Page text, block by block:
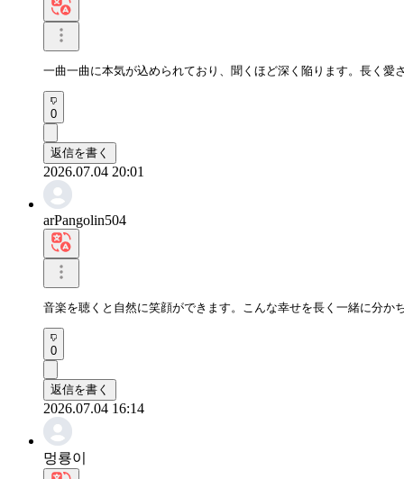
一曲一曲に本気が込められており、聞くほど深く陥ります。長く愛
0
返信を書く
2026.07.04 20:01
arPangolin504
音楽を聴くと自然に笑顔ができます。こんな幸せを長く一緒に分か
0
返信を書く
2026.07.04 16:14
멍룡이